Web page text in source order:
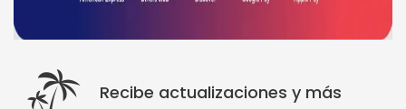
Recibe actualizaciones y más